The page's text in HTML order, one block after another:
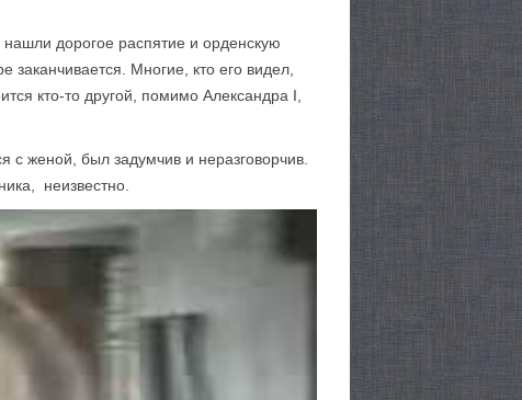
дорогое распятие и орденскую
Многие, кто его видел,
кто-то другой, помимо Александра I,
женой, был задумчив и неразговорчив.
неизвестно.